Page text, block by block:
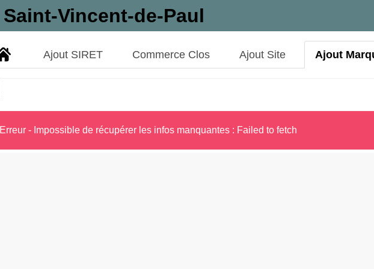
Saint-Vincent-de-Paul
Ajout SIRET Commerce Clos Ajout Site Ajout
Erreur - Impossible de récupérer les infos manquantes : Failed to fetch